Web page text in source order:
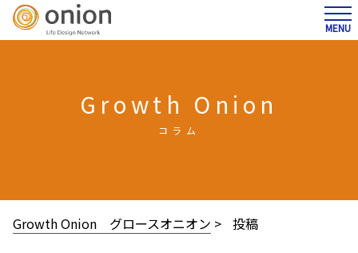
MENU
Growth Onion
コラム
Growth Onion グロースオニオン > 投稿